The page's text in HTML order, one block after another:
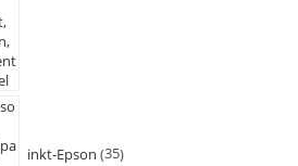
inkt-Epson 35